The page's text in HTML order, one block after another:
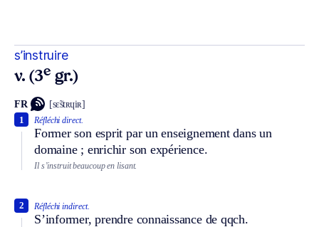
s’instruire
v. (3e gr.)
FR [sɛ̃stʀɥiʀ]
Réfléchi direct.
Former son esprit par un enseignement dans un
domaine ; enrichir son expérience.
1
Il s’instruit beaucoup en lisant.
Réfléchi indirect.
S’informer, prendre connaissance de qqch.
2